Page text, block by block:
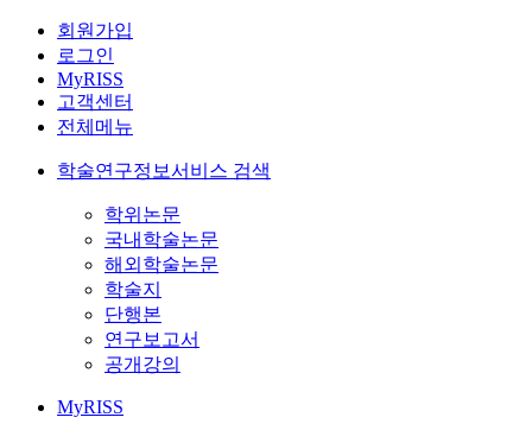
회원가입
로그인
MyRISS
고객센터
전체메뉴
학술연구정보서비스 검색
학위논문
국내학술논문
해외학술논문
학술지
단행본
연구보고서
공개강의
MyRISS